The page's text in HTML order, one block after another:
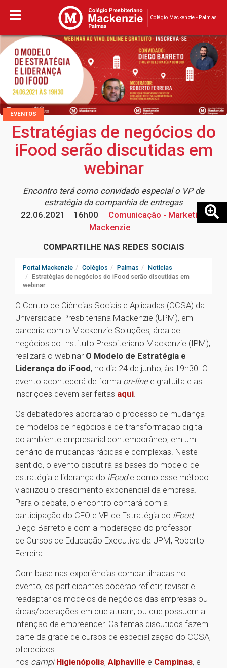
Colégio Mackenzie - Palmas
EVENTOS
Estratégias de negócios do
iFood serão discutidas em
webinar
Encontro terá como convidado especial o VP de
estratégia da companhia de entregas
22.06.2021
16h00
Comunicação - Marketing
Mackenzie
COMPARTILHE NAS REDES SOCIAIS
Portal Mackenzie Colégios Palmas
Notícias
Estratégias de negócios do iFood serão discutidas em
webinar
O Centro de Ciências Sociais e Aplicadas (CCSA) da
Universidade Presbiteriana Mackenzie (UPM), em
parceria com o Mackenzie Soluções, área de
negócios do Instituto Presbiteriano Mackenzie (IPM),
realizará o webinar O Modelo de Estratégia e
Liderança do iFood, no dia 24 de junho, às 19h30. O
evento acontecerá de forma on-linee gratuita e as
inscrições devem ser feitas aqui.
Os debatedores abordarão o processo de mudança
de modelos de negócios e de transformação digital
do ambiente empresarial contemporâneo, em um
cenário de mudanças rápidas e complexas. Neste
sentido, o evento discutirá as bases do modelo de
estratégia e liderança do iFoode como esse método
viabilizou o crescimento exponencial da empresa.
Para o debate, o encontro contará com a
participação do CFO e VP de Estratégia do iFood,
Diego Barreto e com a moderação do professor
de Cursos de Educação Executiva da UPM, Roberto
Ferreira.
Com base nas experiências compartilhadas no
evento, os participantes poderão refletir, revisar e
readaptar os modelos de negócios das empresas ou
áreas/operações em que atuam, ou que possuem a
intenção de empreender. Os temas discutidos fazem
parte da grade de cursos de especialização do CCSA,
oferecidos
nos campiHigienópolis, Alphaville e Campinas, e